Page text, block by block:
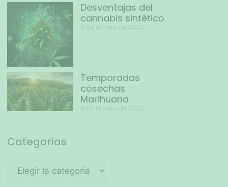
Desventajas del
cannabis sintético
8 de febrero de 2024
Temporadas
cosechas
Marihuana
8 de febrero de 2024
Categorías